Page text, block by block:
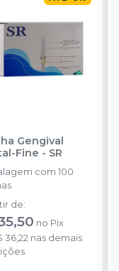
Gengival
Fine - SR
com 100
de:
no Pix
36,22nas demais